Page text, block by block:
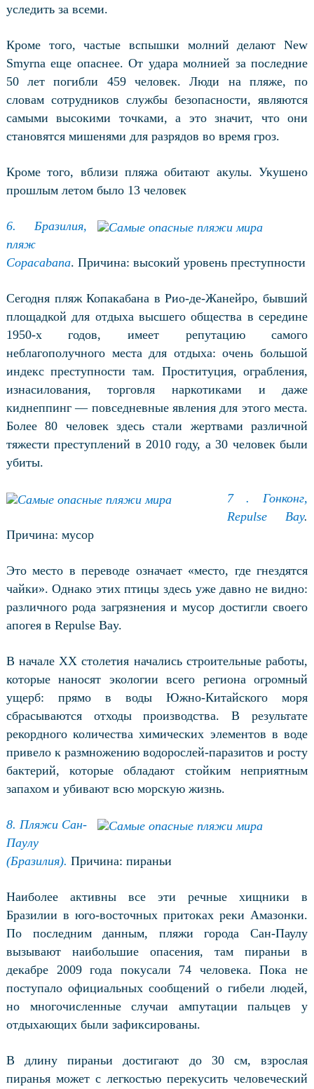
уследить за всеми.
Кроме того, частые вспышки молний делают New
Smyrna еще опаснее. От удара молнией за последние
50 лет погибли 459 человек. Люди на пляже, по
словам сотрудников службы безопасности, являются
самыми высокими точками, а это значит, что они
становятся мишенями для разрядов во время гроз.
Кроме того, вблизи пляжа обитают акулы. Укушено
прошлым летом было 13 человек
6. Бразилия,
пляж
Copacabana. Причина: высокий уровень преступности
Сегодня пляж Копакабана в Рио-де-Жанейро, бывший
площадкой для отдыха высшего общества в середине
1950-х годов, имеет репутацию самого
неблагополучного места для отдыха: очень большой
индекс преступности там. Проституция, ограбления,
изнасилования, торговля наркотиками и даже
киднеппинг — повседневные явления для этого места.
Более 80 человек здесь стали жертвами различной
тяжести преступлений в 2010 году, а 30 человек были
убиты.
7 . Гонконг,
Repulse Bay.
Причина: мусор
Это место в переводе означает «место, где гнездятся
чайки». Однако этих птицы здесь уже давно не видно:
различного рода загрязнения и мусор достигли своего
апогея в Repulse Bay.
В начале XX столетия начались строительные работы,
которые наносят экологии всего региона огромный
ущерб: прямо в воды Южно-Китайского моря
сбрасываются отходы производства. В результате
рекордного количества химических элементов в воде
привело к размножению водорослей-паразитов и росту
бактерий, которые обладают стойким неприятным
запахом и убивают всю морскую жизнь.
8. Пляжи Сан-
Паулу
(Бразилия). Причина: пираньи
Наиболее активны все эти речные хищники в
Бразилии в юго-восточных притоках реки Амазонки.
По последним данным, пляжи города Сан-Паулу
вызывают наибольшие опасения, там пираньи в
декабре 2009 года покусали 74 человека. Пока не
поступало официальных сообщений о гибели людей,
но многочисленные случаи ампутации пальцев у
отдыхающих были зафиксированы.
В длину пираньи достигают до 30 см, взрослая
пиранья может с легкостью перекусить человеческий